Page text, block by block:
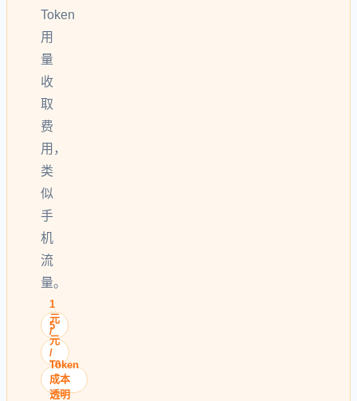
Token
用
量
收
取
费
用，
类
似
手
机
流
量。
1
元
/
次
5
元
/
10
次
Token
成本
透明